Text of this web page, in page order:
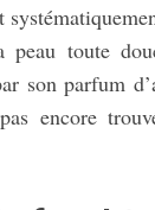
peau toute
son parfum
encore
S